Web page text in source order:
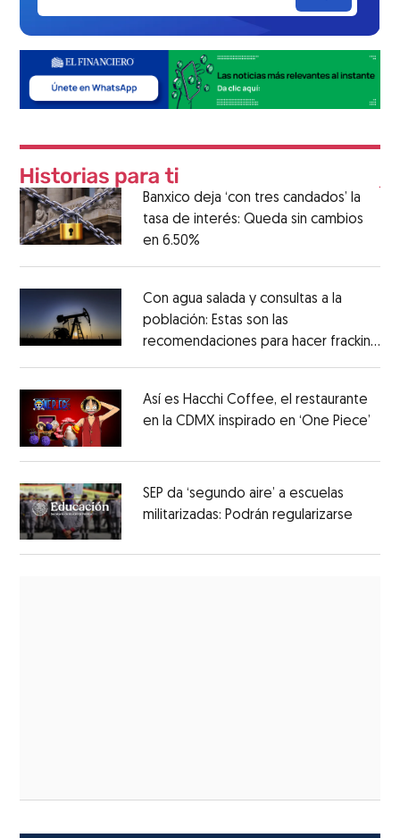
Banxico deja ‘con tres candados’ la
tasa de interés: Queda sin cambios
en 6.50%
Con agua salada y consultas a la
población: Estas son las
recomendaciones para hacer fracking
en México
Así es Hacchi Coffee, el restaurante
en la CDMX inspirado en ‘One Piece’
SEP da ‘segundo aire’ a escuelas
militarizadas: Podrán regularizarse